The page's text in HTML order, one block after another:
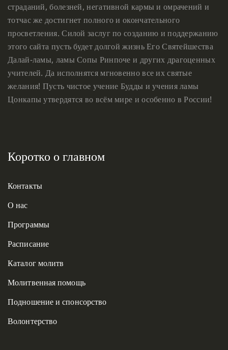
страданий, болезней, негативной кармы и омрачений и
тотчас же достигнет полного и окончательного
просветления. Силой заслуг по созданию и поддержанию
этого сайта пусть будет долгой жизнь Его Святейшества
Далай-ламы, ламы Сопы Ринпоче и других драгоценных
учителей. Да исполнятся мгновенно все их святые
желания! Пусть чистое учение Будды и учения ламы
Цонкапы утвердятся во всём мире и особенно в России!
Коротко о главном
Контакты
О нас
Программы
Расписание
Каталог молитв
Молитвенная помощь
Подношение и спонсорство
Волонтерство